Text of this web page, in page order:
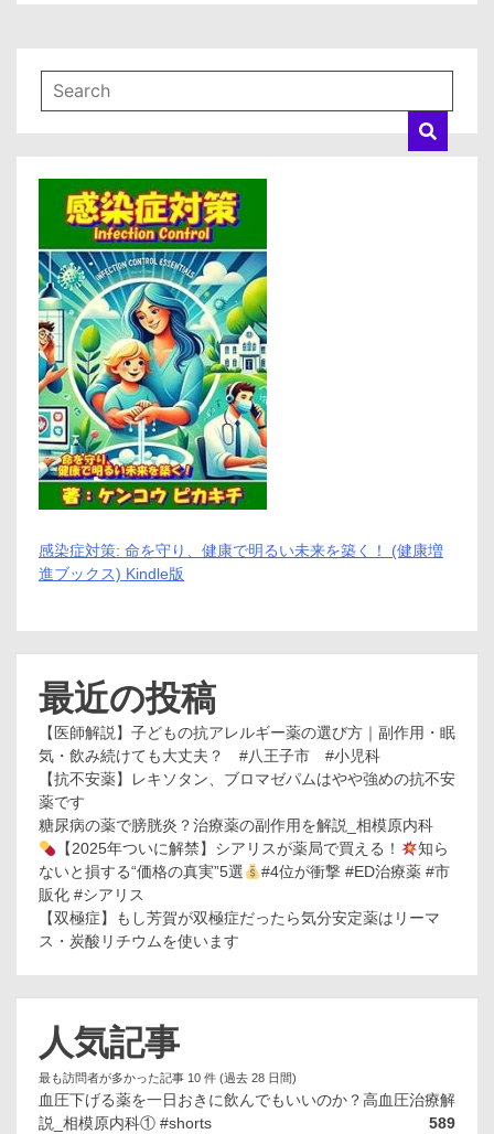
感染症対策: 命を守り、健康で明るい未来を築く！ (健康増
進ブックス) Kindle版
最近の投稿
【医師解説】子どもの抗アレルギー薬の選び方｜副作用・眠
気・飲み続けても大丈夫？ #八王子市 #小児科
【抗不安薬】レキソタン、ブロマゼパムはやや強めの抗不安
薬です
糖尿病の薬で膀胱炎？治療薬の副作用を解説_相模原内科
【2025年ついに解禁】シアリスが薬局で買える！
知ら
ないと損する“価格の真実”5選
#4位が衝撃 #ED治療薬 #市
販化 #シアリス
【双極症】もし芳賀が双極症だったら気分安定薬はリーマ
ス・炭酸リチウムを使います
人気記事
最も訪問者が多かった記事 10 件 (過去 28 日間)
血圧下げる薬を一日おきに飲んでもいいのか？高血圧治療解
説_相模原内科① #shorts
589